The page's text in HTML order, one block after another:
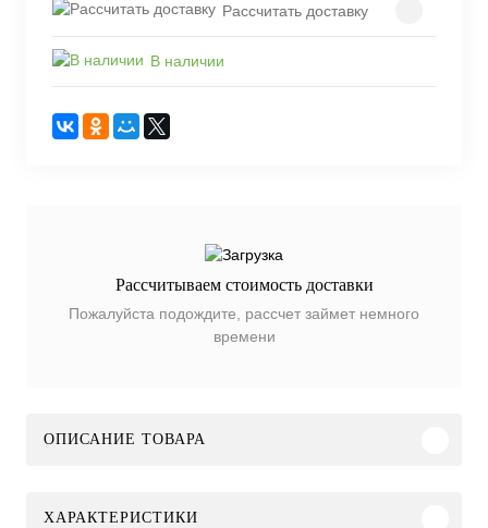
Рассчитать доставку
В наличии
Рассчитываем стоимость доставки
Пожалуйста подождите, рассчет займет немного
времени
ОПИСАНИЕ ТОВАРА
ХАРАКТЕРИСТИКИ